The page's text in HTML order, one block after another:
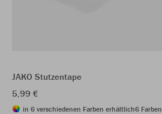
JAKO Stutzentape
5,99 €
in 6 verschiedenen Farben erhältlich6 Farben